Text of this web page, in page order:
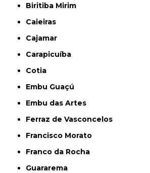
Biritiba Mirim
Caieiras
Cajamar
Carapicuíba
Cotia
Embu Guaçú
Embu das Artes
Ferraz de Vasconcelos
Francisco Morato
Franco da Rocha
Guararema